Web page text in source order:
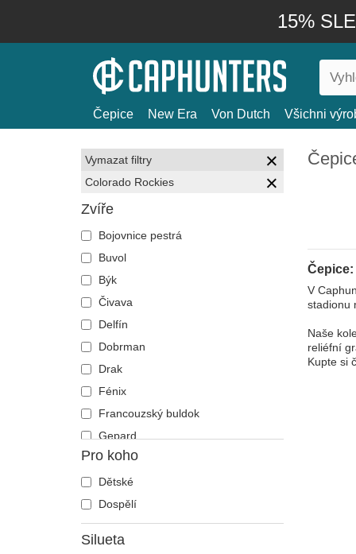
15%
Čepice New Era Von Dutch Všichni
Vymazat filtry
Colorado Rockies
Zvíře
Bojovnice pestrá
Buvol
Býk
Čivava
Delfín
Dobrman
Drak
Fénix
Francouzský buldok
Gepard
Had
Havran
Holub
Hroch
Humr
Pro koho
Dětské
Dospělí
Silueta
V
stadionu
Naše
reliéfní
Kupte si